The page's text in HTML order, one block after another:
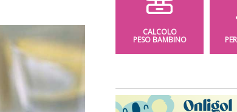
CALCOLO
PESO BAMBINO